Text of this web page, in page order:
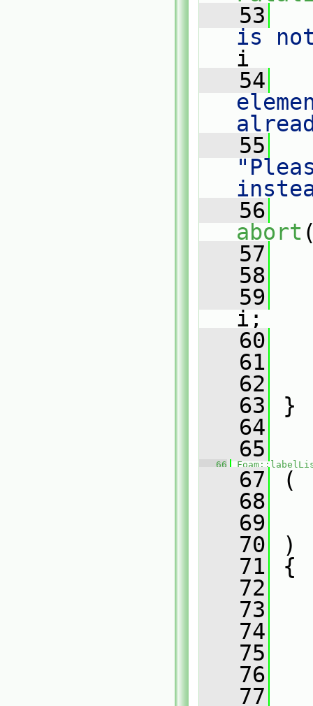
   53
is
i
   54
   55
   56
abort
   57
   58
   59
i;
   60
   61
   62
   63
}
   64
   65
   66
   67
(
   68
   69
   70
)
   71
{
   72
   73
   74
   75
   76
   77